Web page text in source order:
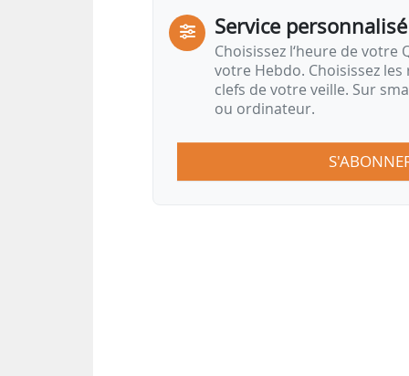
Service personnalisé
Choisissez l‘heure de
votre Hebdo. Choisissez
clefs de votre veille. Sur
ou ordinateur.